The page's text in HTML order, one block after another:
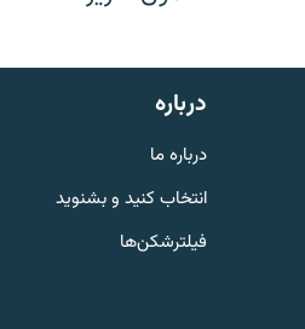
درباره
درباره ما
انتخاب کنید و بشنوید
فیلترشکن‌ها